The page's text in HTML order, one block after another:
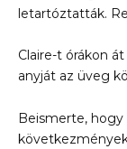
letartóztatták.
Claire-t órákon
anyját az üveg
Beismerte,